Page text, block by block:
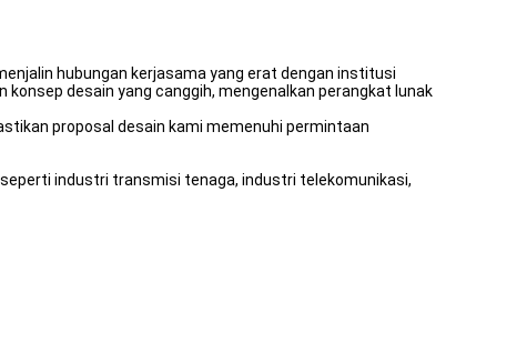
hubungan kerjasama yang erat dengan institusi
desain yang canggih, mengenalkan perangkat lunak
proposal desain kami memenuhi permintaan
industri transmisi tenaga, industri telekomunikasi,